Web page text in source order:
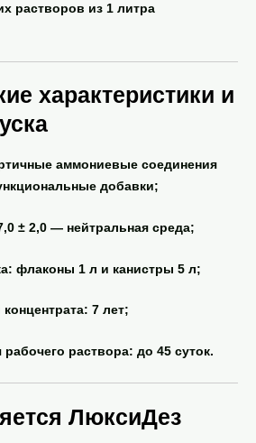
растворов из 1 литра
характеристики и
аммониевые соединения
добавки;
± 2,0 — нейтральная среда;
: флаконы 1 л и канистры 5 л;
: 7 лет;
рабочего раствора: до 45 суток.
ЛюксиДез